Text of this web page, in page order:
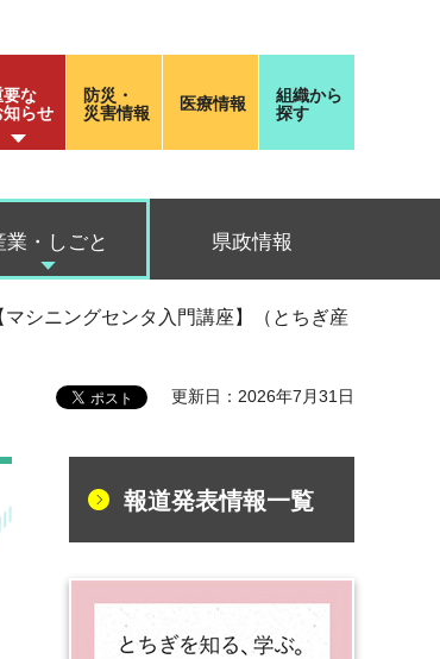
要な
知らせ
防災・
災害情報
医療情報
組織から
探す
業・しごと 県政情報
シニングセンタ入門講座】（とちぎ産
更新日：2026年7月31日
報道発表情報一覧